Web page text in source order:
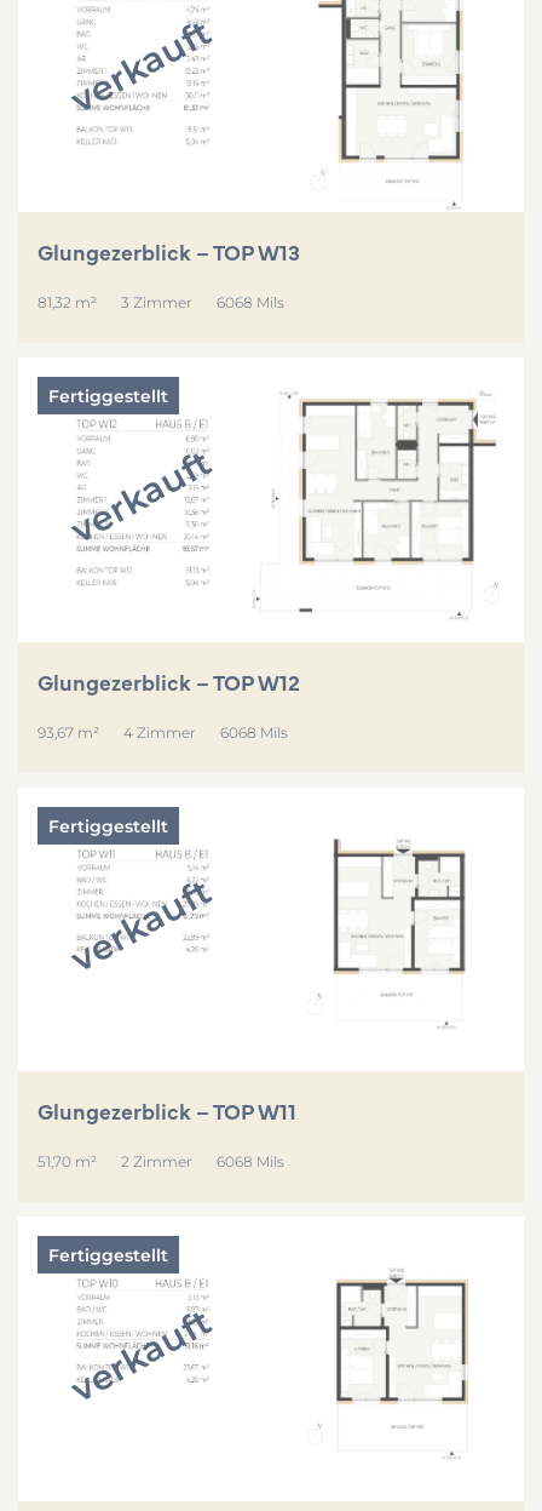
verkauft
Glungezerblick – TOP W13
81,32 m² 3 Zimmer 6068 Mils
Fertiggestellt
verkauft
Glungezerblick – TOP W12
93,67 m² 4 Zimmer 6068 Mils
Fertiggestellt
verkauft
Glungezerblick – TOP W11
51,70 m² 2 Zimmer 6068 Mils
Fertiggestellt
verkauft